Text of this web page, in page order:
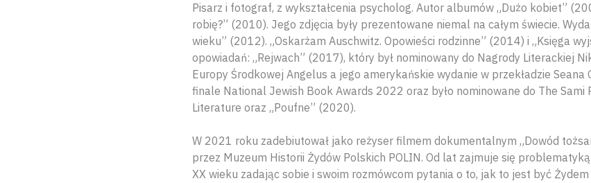
Pisarz i fotograf, z wykształcenia psycholog. Autor albumów „Dużo kobiet”
robię?” (2010). Jego zdjęcia były prezentowane niemal na całym świecie.
wieku” (2012). „Oskarżam Auschwitz. Opowieści rodzinne” (2014) i „Księga
opowiadań: „Rejwach” (2017), który był nominowany do Nagrody Literackiej
Europy Środkowej Angelus a jego amerykańskie wydanie w przekładzie Seana
finale National Jewish Book Awards 2022 oraz było nominowane do The Sami
Literature oraz „Poufne” (2020).
W 2021 roku zadebiutował jako reżyser filmem dokumentalnym „Dowód
przez Muzeum Historii Żydów Polskich POLIN. Od lat zajmuje się
XX wieku zadając sobie i swoim rozmówcom pytania o to, jak to jest być